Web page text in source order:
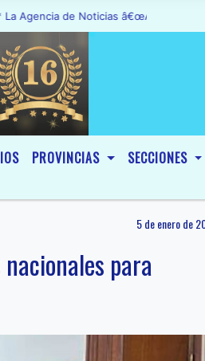
Noticias â€œA1 Noticiasâ€, fue
PROVINCIAS SECCIONES
5 de enero de
para